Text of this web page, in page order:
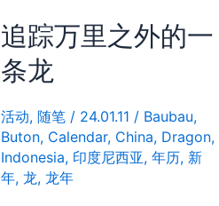
追踪万里之外的一
条龙
活动, 随笔 / 24.01.11 / Baubau,
Buton, Calendar, China, Dragon,
Indonesia, 印度尼西亚, 年历, 新
年, 龙, 龙年